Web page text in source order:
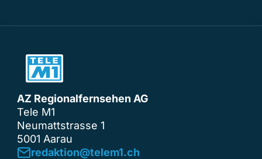
AZ Regionalfernsehen AG
Tele M1
Neumattstrasse 1
5001 Aarau
redaktion@telem1.ch